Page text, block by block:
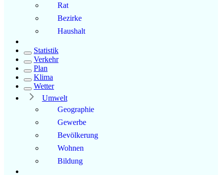
Rat
Bezirke
Haushalt
Statistik
Verkehr
Plan
Klima
Wetter
Umwelt
Geographie
Gewerbe
Bevölkerung
Wohnen
Bildung